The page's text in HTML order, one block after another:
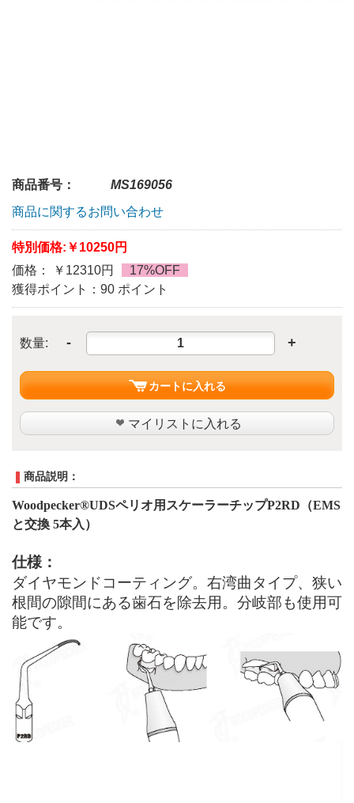
商品番号：
MS169056
商品に関するお問い合わせ
特別価格: ￥10250円
価格： ￥12310円
17%OFF
獲得ポイント：90 ポイント
数量: - +
カートに入れる
マイリストに入れる
商品説明：
Woodpecker®UDSペリオ用スケーラーチップP2RD （EMS
と交換 5本入）
仕様：
ダイヤモンドコーティング。右湾曲タイプ、狭い
根間の隙間にある歯石を除去用。分岐部も使用可
能です。